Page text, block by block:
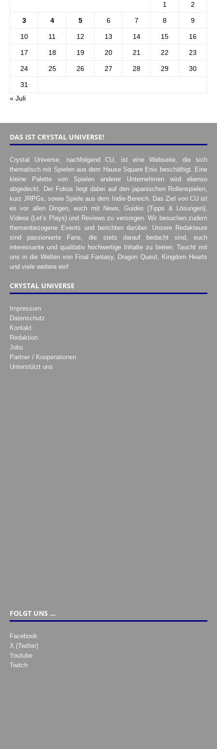
1 2
3 4 5 6 7 8 9
10 11 12 13 14 15 16
17 18 19 20 21 22 23
24 25 26 27 28 29 30
31
« Juli
DAS IST CRYSTAL UNIVERSE!
Crystal Universe, nachfolgend CU, ist eine Webseite, die sich
thematisch mit Spielen aus dem Hause Square Enix beschäftigt. Eine
kleine Palette von Spielen anderer Unternehmen wird ebenso
abgedeckt. Der Fokus liegt dabei auf den japanischen Rollenspielen,
kurz JRPGs, sowie Spiele aus dem Indie-Bereich. Das Ziel von CU ist
es vor allen Dingen, euch mit News, Guides (Tipps & Lösungen),
Videos (Let’s Plays) und Reviews zu versorgen. Wir besuchen zudem
themenbezogene Events und berichten darüber. Unsere Redakteure
sind passionierte Fans, die stets darauf bedacht sind, euch
interessante und qualitativ hochwertige Inhalte zu bieten. Taucht mit
uns in die Welten von Final Fantasy, Dragon Quest, Kingdom Hearts
und viele weitere ein!
CRYSTAL UNIVERSE
Impressum
Datenschutz
Kontakt
Redaktion
Jobs
Partner / Kooperationen
Unterstützt uns
FOLGT UNS …
Facebook
X (Twitter)
Youtube
Twitch